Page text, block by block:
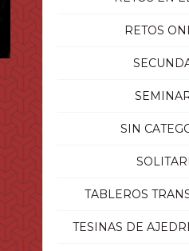
RETOS
SIN
TABLEROS
TESINAS DE